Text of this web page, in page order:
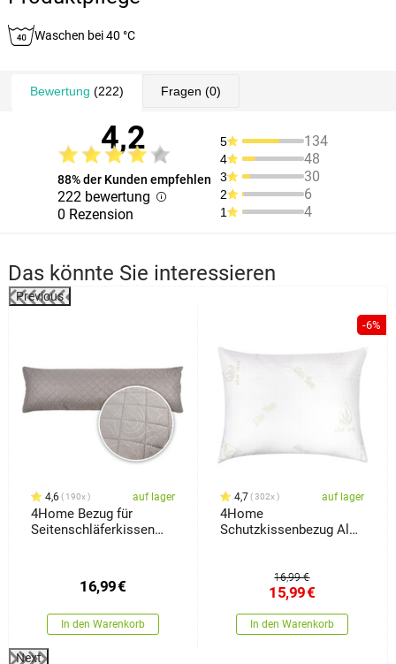
Waschen bei 40 °C
Bewertung (222) Fragen (0)
4,2
88% der Kunden empfehlen
222 bewertung
0 Rezension
5 134
4 48
3 30
2 6
1 4
Das könnte Sie interessieren
Previous
4,6 190x auf lager
4Home Bezug für
Seitenschläferkissen
16,99€
In den Warenkorb
-6%
4,7 302x auf lager
4Home
Schutzkissenbezug Aloe
16,99 €
15,99€
In den Warenkorb
Next